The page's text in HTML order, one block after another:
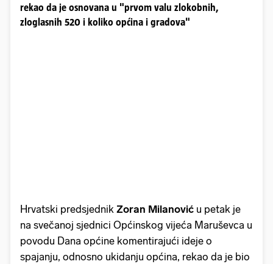
rekao da je osnovana u "prvom valu zlokobnih,
zloglasnih 520 i koliko općina i gradova"
Hrvatski predsjednik Zoran Milanović u petak je
na svečanoj sjednici Općinskog vijeća Maruševca u
povodu Dana općine komentirajući ideje o
spajanju, odnosno ukidanju općina, rekao da je bio